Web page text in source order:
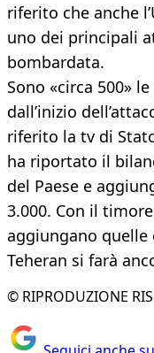
riferito che anche
uno dei principali
bombardata.
Sono «circa 500»
dall’inizio
riferito la tv di
ha riportato il
del Paese e
3.000. Con il
aggiungano quelle
Teheran si farà
© RIPRODUZIONE